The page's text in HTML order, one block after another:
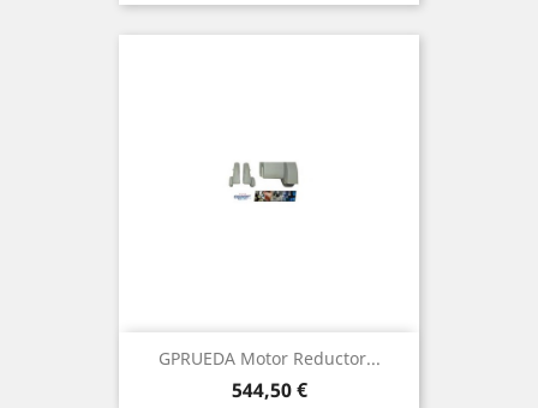
GPRUEDA Motor Reductor...
Precio
544,50 €